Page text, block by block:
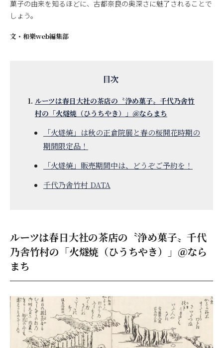
菓子の由来を知るほどに、古都奈良の奥深さに魅了されることで
しょう。
文・ 和樂web編集部
ルーツは春日大社の茶店の〝浄め菓子〟千代乃舎竹
村の「火燧焼（ひうちやき）」＠ならまち
「火燧焼」は秋の正倉院展と春の桜開花時期の
期間限定品！
「火燧焼」販売期間中は、どうぞご予約を！
千代乃舎竹村 DATA
ルーツは春日大社の茶店の〝浄め菓子〟千代
乃舎竹村の「火燧焼（ひうちやき）」＠なら
まち